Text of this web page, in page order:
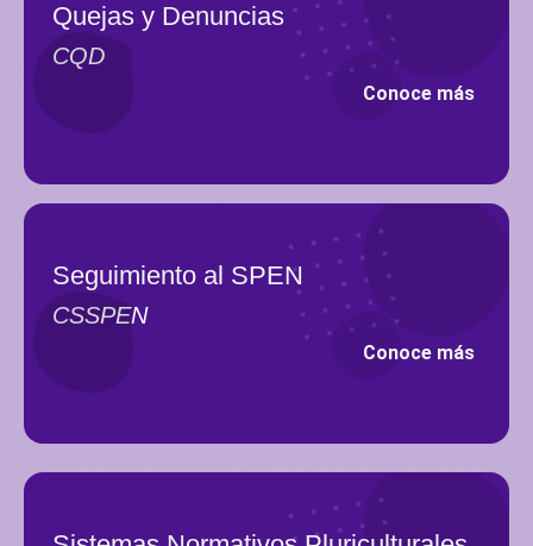
Quejas y Denuncias
CQD
Conoce más
Seguimiento al SPEN
CSSPEN
Conoce más